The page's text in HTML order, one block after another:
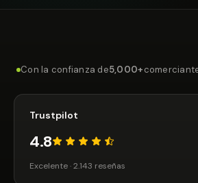
Con la confianza de5,000+
Trustpilot
4.8
Excelente · 2.143 reseñas